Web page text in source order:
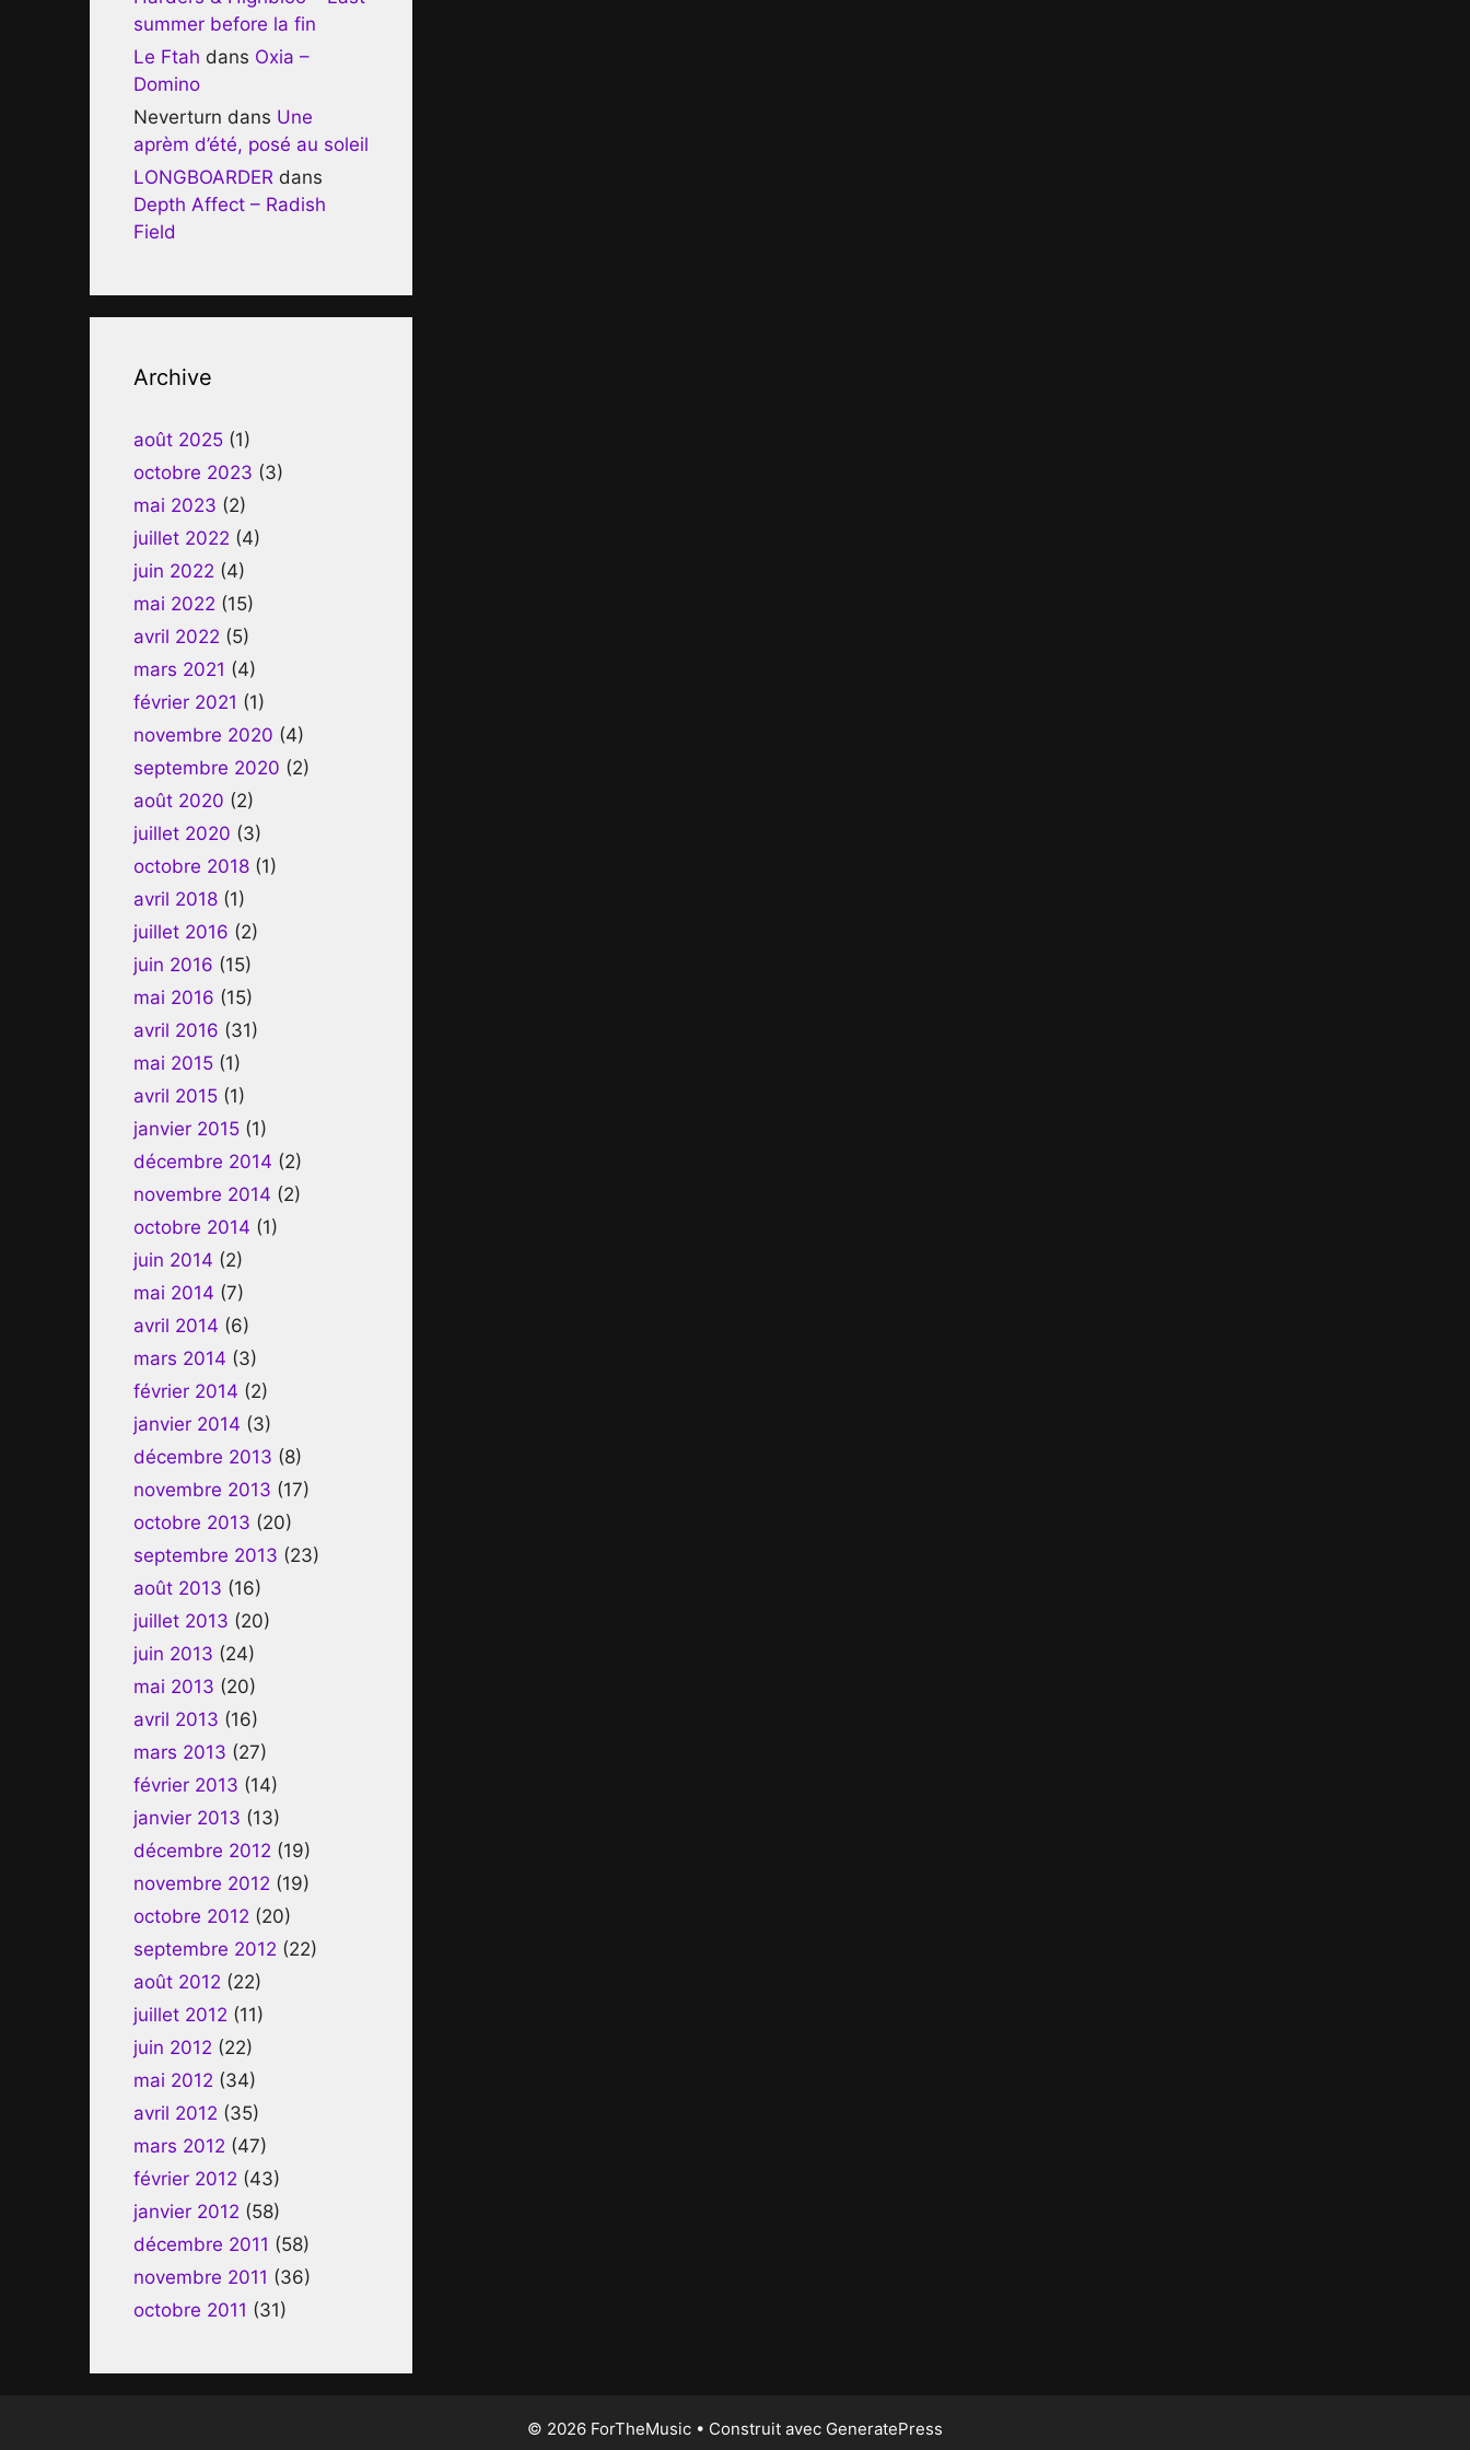
summer before la fin
Le Ftah dans Oxia –
Domino
Neverturn dans Une
aprèm d’été, posé au soleil
LONGBOARDER dans
Depth Affect – Radish
Field
Archive
août 2025 (1)
octobre 2023 (3)
mai 2023 (2)
juillet 2022 (4)
juin 2022 (4)
mai 2022 (15)
avril 2022 (5)
mars 2021 (4)
février 2021 (1)
novembre 2020 (4)
septembre 2020 (2)
août 2020 (2)
juillet 2020 (3)
octobre 2018 (1)
avril 2018 (1)
juillet 2016 (2)
juin 2016 (15)
mai 2016 (15)
avril 2016 (31)
mai 2015 (1)
avril 2015 (1)
janvier 2015 (1)
décembre 2014 (2)
novembre 2014 (2)
octobre 2014 (1)
juin 2014 (2)
mai 2014 (7)
avril 2014 (6)
mars 2014 (3)
février 2014 (2)
janvier 2014 (3)
décembre 2013 (8)
novembre 2013 (17)
octobre 2013 (20)
septembre 2013 (23)
août 2013 (16)
juillet 2013 (20)
juin 2013 (24)
mai 2013 (20)
avril 2013 (16)
mars 2013 (27)
février 2013 (14)
janvier 2013 (13)
décembre 2012 (19)
novembre 2012 (19)
octobre 2012 (20)
septembre 2012 (22)
août 2012 (22)
juillet 2012 (11)
juin 2012 (22)
mai 2012 (34)
avril 2012 (35)
mars 2012 (47)
février 2012 (43)
janvier 2012 (58)
décembre 2011 (58)
novembre 2011 (36)
octobre 2011 (31)
© 2026 ForTheMusic • Construit avec GeneratePress